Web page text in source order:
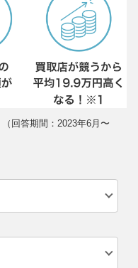
回答期間：2023年6月〜